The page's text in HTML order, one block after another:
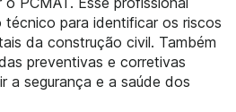
para identificar os riscos
da construção civil. Também
preventivas e corretivas
a segurança e a saúde dos